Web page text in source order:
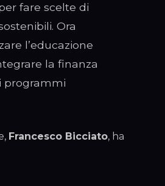
fare scelte di
Ora
l’educazione
la finanza
programmi
Francesco Bicciato, ha